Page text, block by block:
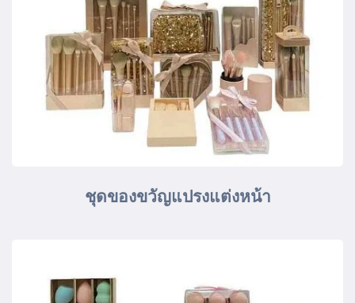
ชุดของขวัญแปรงแต่งหน้า